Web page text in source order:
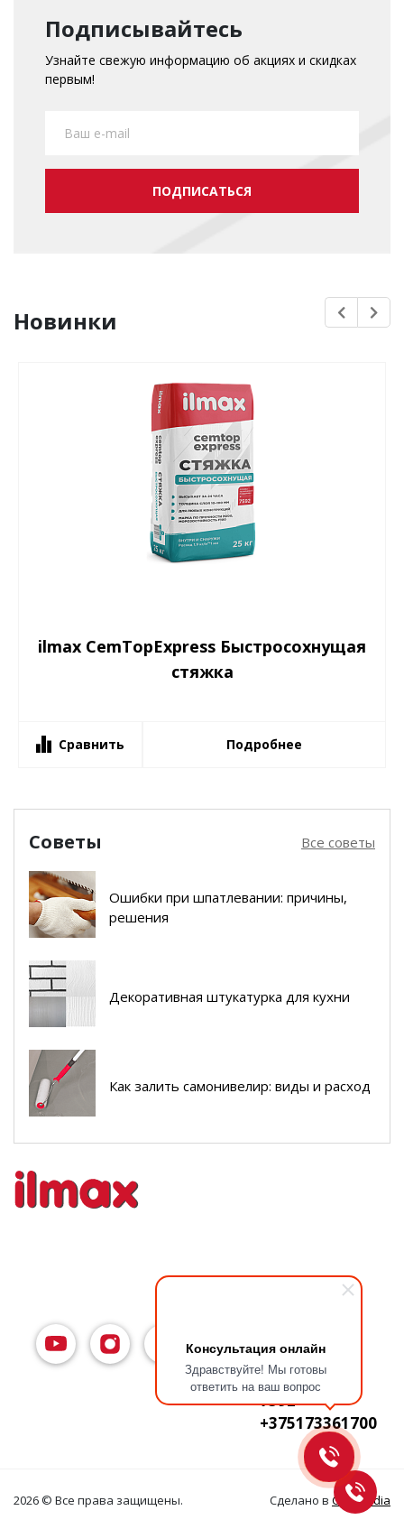
Консультация онлайн
Здравствуйте! Мы готовы
ответить на ваш вопрос
Подписывайтесь
Узнайте свежую информацию об акциях и скидках
первым!
ПОДПИСАТЬСЯ
Новинки
ilmax CemTopExpress Быстросохнущая
стяжка
Сравнить Подробнее
Советы Все советы
Ошибки при шпатлевании: причины,
решения
Декоративная штукатурка для кухни
Как залить самонивелир: виды и расход
7592
+375173361700
2026 © Все права защищены. Сделано в Clickmedia